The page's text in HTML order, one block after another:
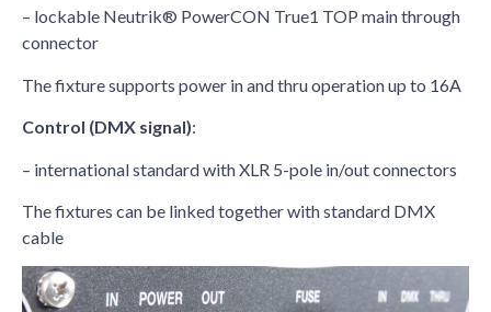
– lockable Neutrik® PowerCON True1 TOP main through
connector
The fixture supports power in and thru operation up to 16A
Control (DMX signal):
– international standard with XLR 5-pole in/out connectors
The fixtures can be linked together with standard DMX
cable